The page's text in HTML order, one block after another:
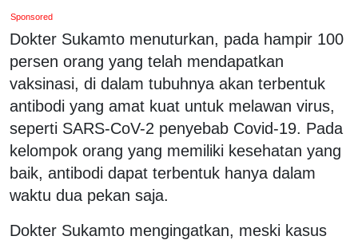
Sponsored
Dokter Sukamto menuturkan, pada hampir 100
persen orang yang telah mendapatkan
vaksinasi, di dalam tubuhnya akan terbentuk
antibodi yang amat kuat untuk melawan virus,
seperti SARS-CoV-2 penyebab Covid-19. Pada
kelompok orang yang memiliki kesehatan yang
baik, antibodi dapat terbentuk hanya dalam
waktu dua pekan saja.
Dokter Sukamto mengingatkan, meski kasus